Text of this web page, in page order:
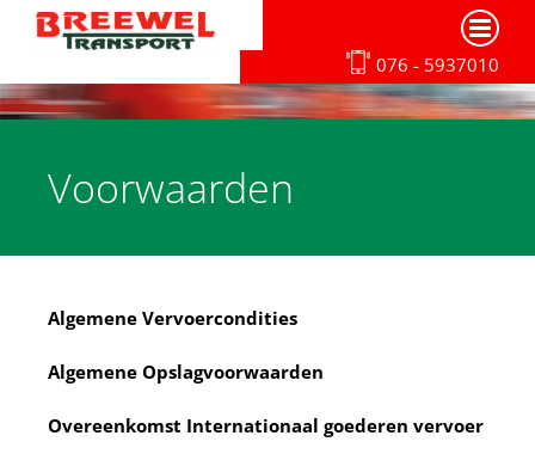
076 - 5937010
Voorwaarden
Algemene Vervoercondities
Algemene Opslagvoorwaarden
Overeenkomst Internationaal goederen vervoer